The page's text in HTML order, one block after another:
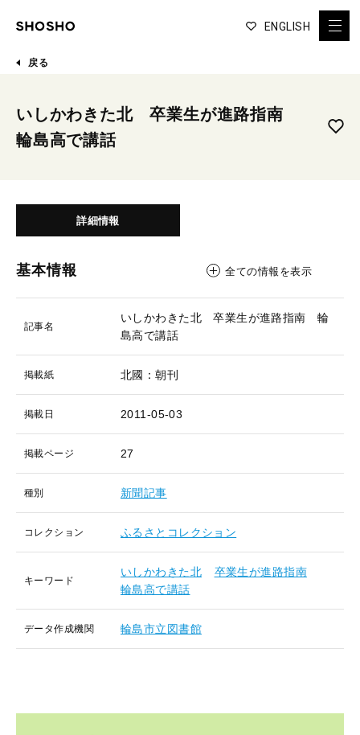
ENGLISH
戻る
いしかわきた北 卒業生が進路指南
輪島高で講話
詳細情報
基本情報 全ての情報を表示
記事名
いしかわきた北 卒業生が進路指南 輪
島高で講話
掲載紙 北國：朝刊
掲載日 2011-05-03
掲載ページ 27
種別 新聞記事
コレクション ふるさとコレクション
キーワード
いしかわきた北
卒業生が進路指南
輪島高で講話
データ作成機関 輪島市立図書館